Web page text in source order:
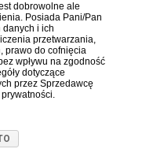
dobrowolne ale
Posiada Pani/Pan
danych i ich
przetwarzania,
prawo do cofnięcia
wpływu na zgodność
dotyczące
przez Sprzedawcę